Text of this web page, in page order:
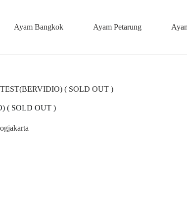
Ayam Bangkok Ayam Petarung
( SOLD OUT )
( SOLD OUT )